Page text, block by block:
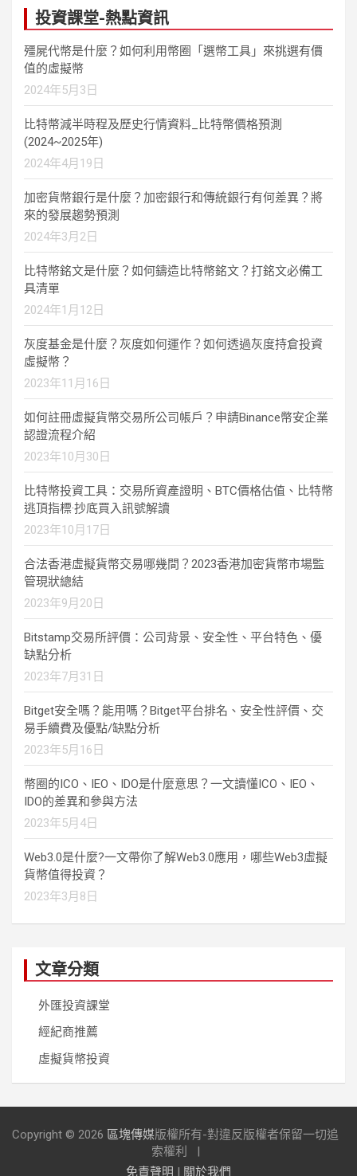
投資課堂-熱點資訊
殭屍代幣是什麼？如何利用幣圈「選幣工具」來挑選有價
值的虛擬幣
2024年5月3日
比特幣減半時程及歷史行情資料_比特幣價格預測
(2024~2025年)
2024年4月19日
加密貨幣銀行是什麼？加密銀行和傳統銀行有何差異？將
來的發展趨勢預測
2024年3月2日
比特幣銘文是什麼？如何鑄造比特幣銘文？打銘文必備工
具清單
2024年1月12日
灰度基金是什麼？灰度如何運作？如何透過灰度持倉投資
虛擬幣？
2023年11月16日
如何註冊虛擬貨幣交易所公司帳戶？申請Binance幣安企業
認證流程介紹
2023年10月30日
比特幣投資工具：交易所資產證明、BTC價格估值、比特幣
逃頂指標·抄底買入訊號解讀
2023年10月17日
合法香港虛擬貨幣交易哪幾間？2023香港加密貨幣市場監
管現狀總結
2023年9月20日
Bitstamp交易所評價：公司背景、安全性、平台特色、優
缺點分析
2023年7月31日
Bitget安全嗎？能用嗎？Bitget平台排名、安全性評價、交
易手續費及優點/缺點分析
2023年5月16日
幣圈的ICO、IEO、IDO是什麼意思？一文讀懂ICO、IEO、
IDO的差異和參與方法
2023年5月4日
Web3.0是什麼?一文帶你了解Web3.0應用，哪些Web3虛擬
貨幣值得投資？
2023年3月8日
文章分類
外匯投資課堂
經紀商推薦
虛擬貨幣投資
Copyright © 2026 區塊傳媒版權所有-對違反版權者保留一切追
索權利
免責聲明 | 關於我們